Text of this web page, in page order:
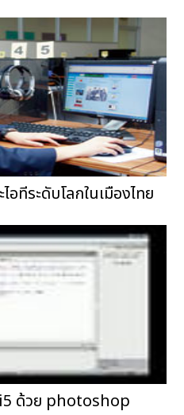
อทีระดับโลกในเมืองไทย
ด้วย photoshop